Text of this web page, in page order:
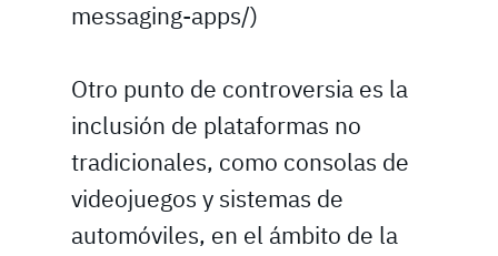
messaging-apps/)
Otro punto de controversia es la
inclusión de plataformas no
tradicionales, como consolas de
videojuegos y sistemas de
automóviles, en el ámbito de la